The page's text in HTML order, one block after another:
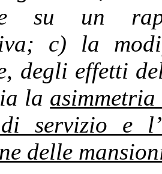
su un
c) la
degli effetti
la
servizio e
delle